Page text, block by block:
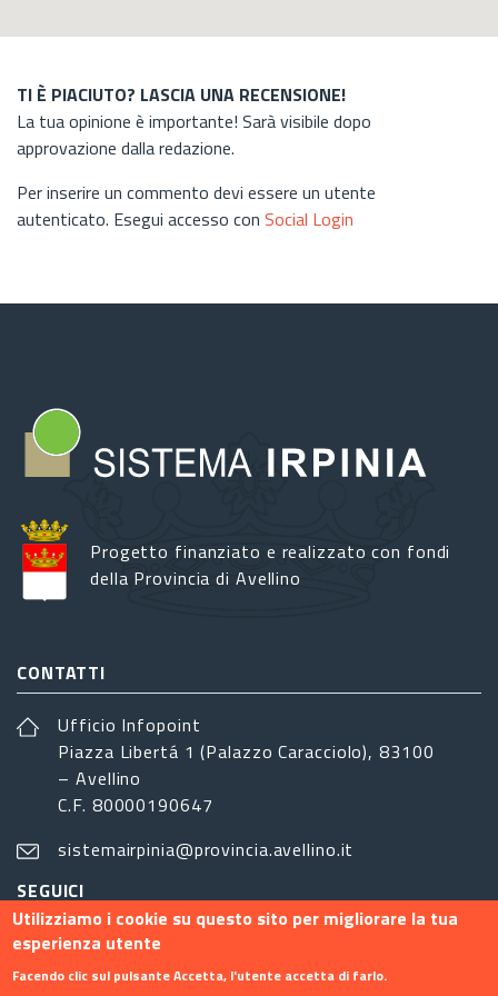
TI È PIACIUTO? LASCIA UNA RECENSIONE!
La tua opinione è importante! Sarà visibile dopo
approvazione dalla redazione.
Per inserire un commento devi essere un utente
autenticato. Esegui accesso con Social Login
Progetto finanziato e realizzato con fondi
della Provincia di Avellino
CONTATTI
Ufficio Infopoint
Piazza Libertá 1 (Palazzo Caracciolo), 83100
– Avellino
C.F. 80000190647
sistemairpinia@provincia.avellino.it
SEGUICI
Utilizziamo i cookie su questo sito per migliorare la tua
esperienza utente
Facendo clic sul pulsante Accetta, l'utente accetta di farlo.